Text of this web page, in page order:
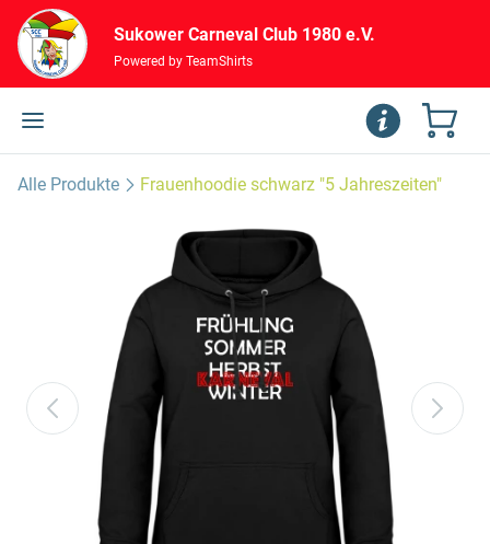
Sukower Carneval Club 1980 e.V.
Powered by TeamShirts
Alle Produkte Frauenhoodie schwarz "5 Jahreszeiten"